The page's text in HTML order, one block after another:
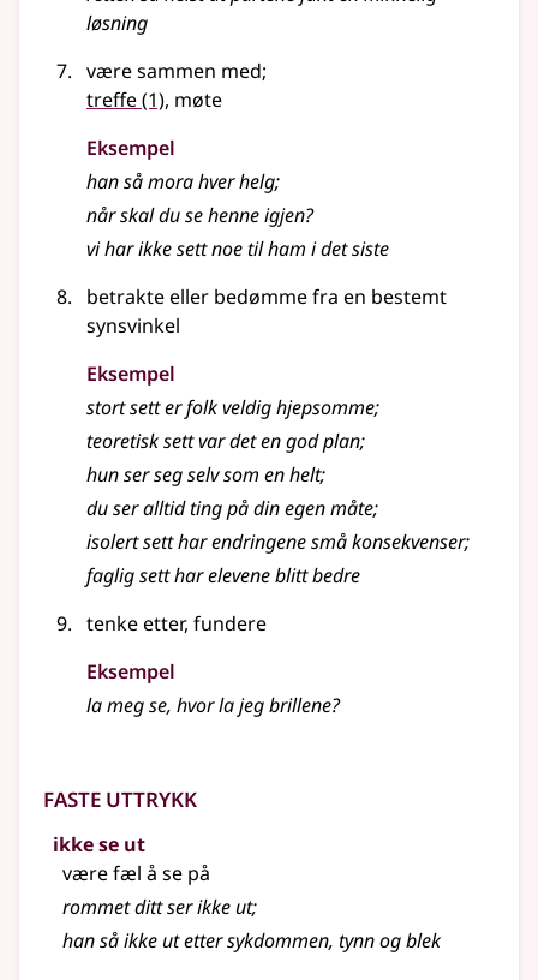
løsning
være sammen med;
treffe(1), møte
Eksempel
han så mora hver helg;
når skal du se henne igjen?
vi har ikke sett noe til ham i det siste
betrakte eller bedømme fra en bestemt
synsvinkel
Eksempel
stort sett er folk veldig hjepsomme;
teoretisk sett var det en god plan;
hun ser seg selv som en helt;
du ser alltid ting på din egen måte;
isolert sett har endringene små konsekvenser;
faglig sett har elevene blitt bedre
tenke etter, fundere
Eksempel
la meg se, hvor la jeg brillene?
Faste uttrykk
ikke se ut
være fæl å se på
rommet ditt ser ikke ut;
han så ikke ut etter sykdommen, tynn og blek